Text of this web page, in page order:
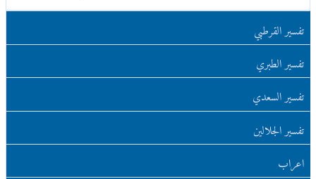
تفسير القرطبي
تفسير الطبري
تفسير السعدي
تفسير الجلالين
اعراب